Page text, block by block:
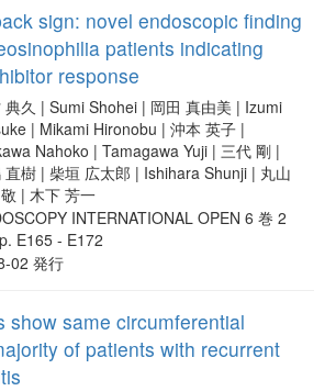
sign: novel endoscopic finding
patients indicating
response
典久 | Sumi Shohei | 岡田 真由美 | Izumi
| Mikami Hironobu | 沖本 英子 |
Nahoko | Tamagawa Yuji | 三代 剛 |
直樹 | 柴垣 広太郎 | Ishihara Shunji | 丸山
| 木下 芳一
INTERNATIONAL OPEN 6 巻 2
E165 - E172
02 発行
show same circumferential
of patients with recurrent